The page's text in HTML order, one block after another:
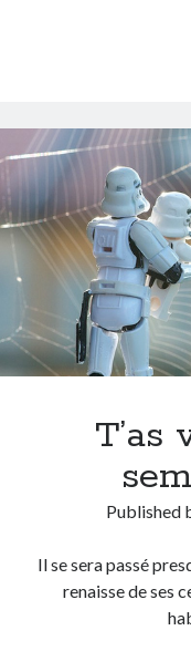
T’as
Published
Il se sera passé
renaisse de ses